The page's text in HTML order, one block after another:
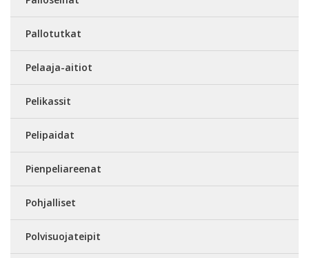
Pallotutkat
Pelaaja-aitiot
Pelikassit
Pelipaidat
Pienpeliareenat
Pohjalliset
Polvisuojateipit